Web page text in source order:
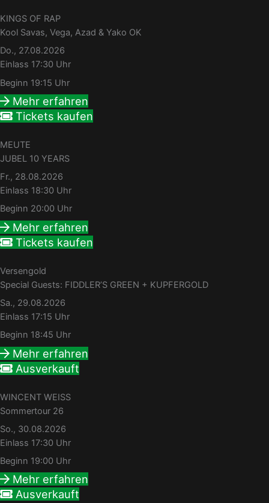
KINGS OF RAP
Kool Savas, Vega, Azad & Yako OK
Do., 27.08.2026
Einlass 17:30 Uhr
Beginn 19:15 Uhr
Mehr erfahren
Tickets kaufen
MEUTE
JUBEL 10 YEARS
Fr., 28.08.2026
Einlass 18:30 Uhr
Beginn 20:00 Uhr
Mehr erfahren
Tickets kaufen
Versengold
Special Guests: FIDDLER’S GREEN + KUPFERGOLD
Sa., 29.08.2026
Einlass 17:15 Uhr
Beginn 18:45 Uhr
Mehr erfahren
Ausverkauft
WINCENT WEISS
Sommertour 26
So., 30.08.2026
Einlass 17:30 Uhr
Beginn 19:00 Uhr
Mehr erfahren
Ausverkauft